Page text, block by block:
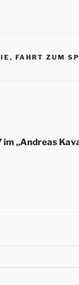
, FAHRT ZUM
„Andreas